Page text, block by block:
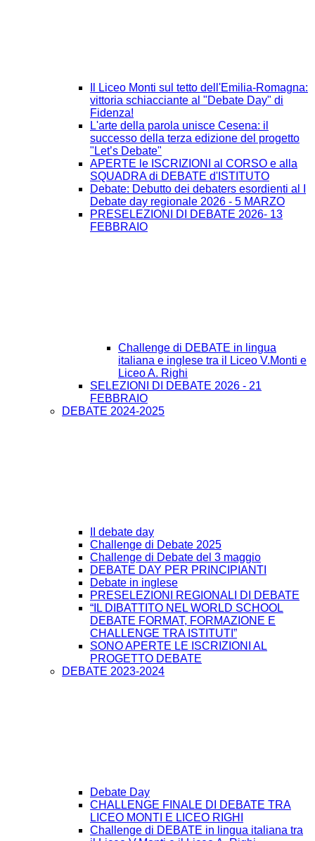
Il Liceo Monti sul tetto dell'Emilia-Romagna:
vittoria schiacciante al "Debate Day" di
Fidenza!
L'arte della parola unisce Cesena: il
successo della terza edizione del progetto
"Let’s Debate"
APERTE le ISCRIZIONI al CORSO e alla
SQUADRA di DEBATE d'ISTITUTO
Debate: Debutto dei debaters esordienti al I
Debate day regionale 2026 - 5 MARZO
PRESELEZIONI DI DEBATE 2026- 13
FEBBRAIO
Challenge di DEBATE in lingua
italiana e inglese tra il Liceo V.Monti e
Liceo A. Righi
SELEZIONI DI DEBATE 2026 - 21
FEBBRAIO
DEBATE 2024-2025
II debate day
Challenge di Debate 2025
Challenge di Debate del 3 maggio
DEBATE DAY PER PRINCIPIANTI
Debate in inglese
PRESELEZIONI REGIONALI DI DEBATE
“IL DIBATTITO NEL WORLD SCHOOL
DEBATE FORMAT, FORMAZIONE E
CHALLENGE TRA ISTITUTI”
SONO APERTE LE ISCRIZIONI AL
PROGETTO DEBATE
DEBATE 2023-2024
Debate Day
CHALLENGE FINALE DI DEBATE TRA
LICEO MONTI E LICEO RIGHI
Challenge di DEBATE in lingua italiana tra